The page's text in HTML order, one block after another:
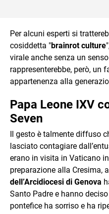
Per alcuni esperti si
cosiddetta "brainrot culture
virale anche senza un
rappresenterebbe, però, un
appartenenza alla
Papa Leone IXV
Seven
Il gesto è talmente diffuso
lasciato contagiare
erano in visita in Vaticano
preparazione alla Cresima,
dell’Arcidiocesi di Genova
Santo Padre e hanno
pontefice ha sorriso e ha